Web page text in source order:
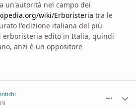
un'autorità nel campo dei
wiki/Erboristeria tra le
l'edizione italiana del più
erboristeria edito in Italia, quindi
anzi è un oppositore